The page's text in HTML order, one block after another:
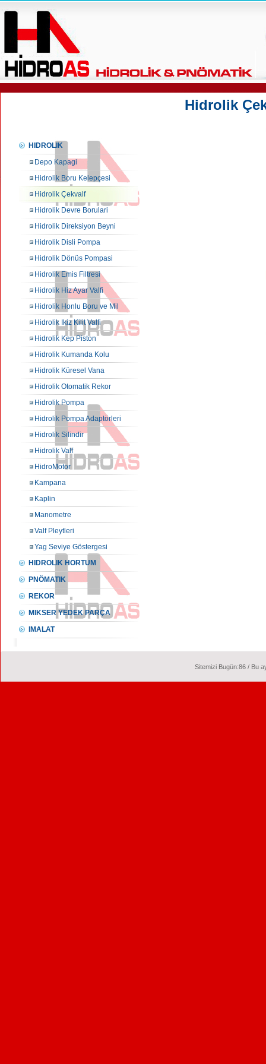
Hidrolik
HIDROLIK
Depo Kapagi
Hidrolik Boru Kelepçesi
Hidrolik Çekvalf
Hidrolik Devre Borulari
Hidrolik Direksiyon Beyni
Hidrolik Disli Pompa
Hidrolik Dönüs Pompasi
Hidrolik Emis Filtresi
Hidrolik Hiz Ayar Valfi
Hidrolik Honlu Boru ve Mil
Hidrolik Ikiz Kilit Valfi
Hidrolik Kep Piston
Hidrolik Kumanda Kolu
Hidrolik Küresel Vana
Hidrolik Otomatik Rekor
Hidrolik Pompa
Hidrolik Pompa Adaptörleri
Hidrolik Silindir
Hidrolik Valf
HidroMotor
Kampana
Kaplin
Manometre
Valf Pleytleri
Yag Seviye Göstergesi
HIDROLIK HORTUM
PNÖMATIK
REKOR
MIKSER YEDEK PARÇA
IMALAT
Sitemizi Bugün:86 / Bu